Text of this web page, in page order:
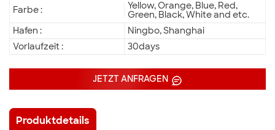
Farbe :
Yellow, Orange, Blue, Red,
Green, Black, White and etc.
Hafen :
Ningbo, Shanghai
Vorlaufzeit :
30days
JETZT ANFRAGEN
Produktdetails